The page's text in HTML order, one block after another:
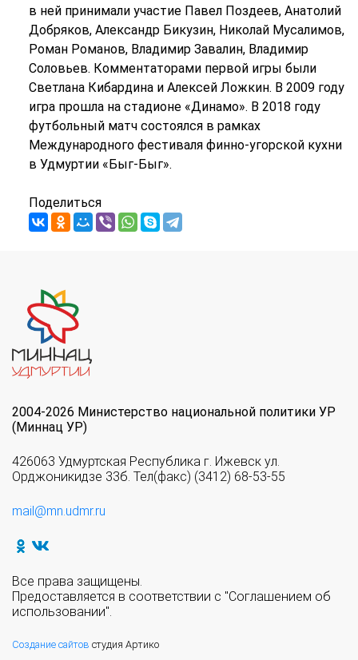
в ней принимали участие Павел Поздеев, Анатолий
Добряков, Александр Бикузин, Николай Мусалимов,
Роман Романов, Владимир Завалин, Владимир
Соловьев. Комментаторами первой игры были
Светлана Кибардина и Алексей Ложкин. В 2009 году
игра прошла на стадионе «Динамо». В 2018 году
футбольный матч состоялся в рамках
Международного фестиваля финно-угорской кухни
в Удмуртии «Быг-Быг».
Поделиться
2004-2026 Министерство национальной политики УР
(Миннац УР)
426063 Удмуртская Республика г. Ижевск ул.
Орджоникидзе 33б. Тел(факс) (3412) 68-53-55
mail@mn.udmr.ru
Все права защищены.
Предоставляется в соответствии с "Соглашением об
использовании".
Создание сайтов студия Артико